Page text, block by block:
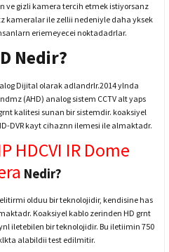
ve gizli kamera tercih etmek istiyorsanz
kameralar ile zellii nedeniyle daha yksek
eriemeyecei noktadadrlar.
Nedir?
Dijital olarak adlandrlr.2014 ylnda
(AHD) analog sistem CCTV alt yaps
kalitesi sunan bir sistemdir. koaksiyel
DVR kayt cihaznn ilemesi ile almaktadr.
HDCVI IR Dome
Nedir?
olduu bir teknolojidir, kendisine has
Koaksiyel kablo zerinden HD grnt
ynl iletebilen bir teknolojidir. Bu iletiimin 750
alabildii test edilmitir.